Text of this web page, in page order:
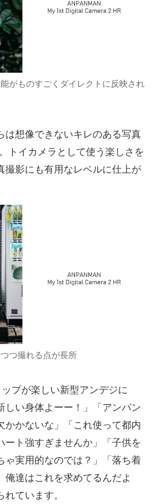
がものすごくダイレクトに反映され
想像できないキレのある写真
トイカメラとして使う楽しさを
撮影にも有用なレベルに仕上が
つ撮れる点が長所
プが楽しい新型アンデジに
しい身体よーー！」「アンパン
かかないな」「これ使って都内
ト強すぎませんか」「子供を
ゃ実用的なのでは？」「落ち着
達はこれを求めてるんだよ
ています。